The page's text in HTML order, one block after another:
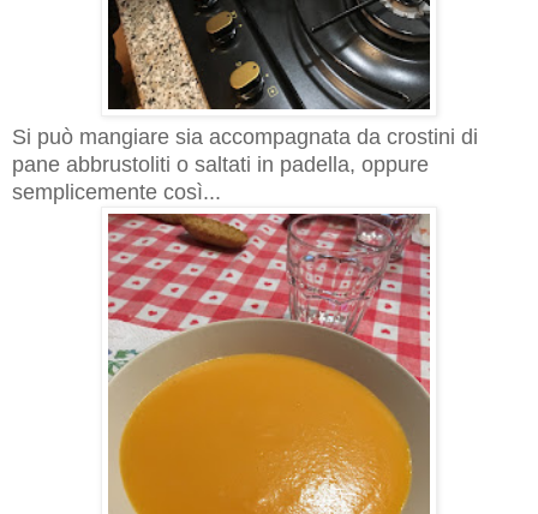
Si può mangiare sia accompagnata da crostini di
pane abbrustoliti o saltati in padella, oppure
semplicemente così...